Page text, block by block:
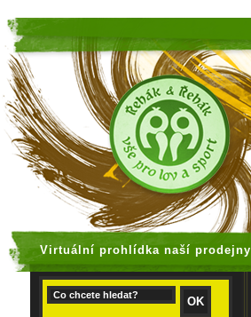
Virtuální prohlídka naší prodejny